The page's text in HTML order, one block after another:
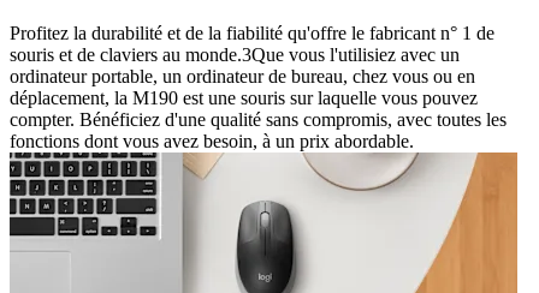
Profitez la durabilité et de la fiabilité qu'offre le fabricant n° 1 de
souris et de claviers au monde.3Que vous l'utilisiez avec un
ordinateur portable, un ordinateur de bureau, chez vous ou en
déplacement, la M190 est une souris sur laquelle vous pouvez
compter. Bénéficiez d'une qualité sans compromis, avec toutes les
fonctions dont vous avez besoin, à un prix abordable.